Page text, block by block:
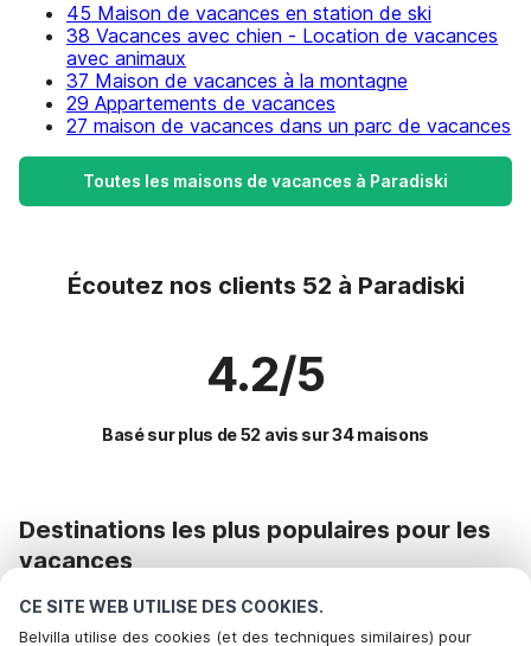
CE SITE WEB UTILISE DES COOKIES.
Belvilla utilise des cookies (et des techniques similaires) pour
45 Maison de vacances en station de ski
38 Vacances avec chien - Location de vacances
avec animaux
37 Maison de vacances à la montagne
29 Appartements de vacances
27 maison de vacances dans un parc de vacances
Toutes les maisons de vacances à Paradiski
Écoutez nos clients 52 à Paradiski
4.2/5
Basé sur plus de 52 avis sur 34 maisons
Destinations les plus populaires pour les
vacances
Commodités populaires pour les vacances en Paradiski